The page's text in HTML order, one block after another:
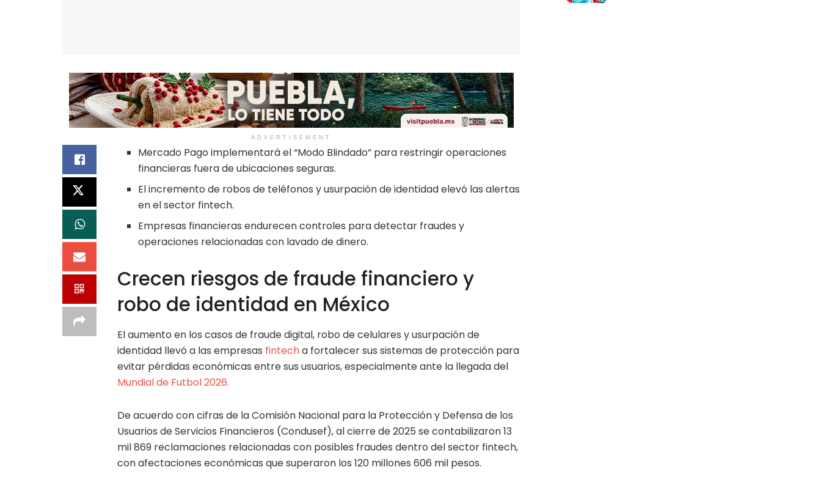
ADVERTISEMENT
Mercado Pago implementará el “Modo Blindado” para restringir operaciones
financieras fuera de ubicaciones seguras.
El incremento de robos de teléfonos y usurpación de identidad elevó las alertas
en el sector fintech.
Empresas financieras endurecen controles para detectar fraudes y
operaciones relacionadas con lavado de dinero.
Crecen riesgos de fraude financiero y
robo de identidad en México
El aumento en los casos de fraude digital, robo de celulares y usurpación de
identidad llevó a las empresas fintecha fortalecer sus sistemas de protección para
evitar pérdidas económicas entre sus usuarios, especialmente ante la llegada del
Mundial de Futbol 2026.
De acuerdo con cifras de la Comisión Nacional para la Protección y Defensa de los
Usuarios de Servicios Financieros (Condusef), al cierre de 2025 se contabilizaron 13
mil 869 reclamaciones relacionadas con posibles fraudes dentro del sector fintech,
con afectaciones económicas que superaron los 120 millones 606 mil pesos.